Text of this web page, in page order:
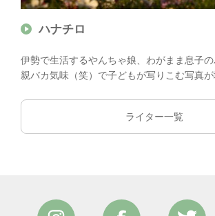
ハナチロ
伊勢で生活するやんちゃ娘、わがまま息子の
親バカ気味（笑）で子どもが写りこむ写真
ライター一覧